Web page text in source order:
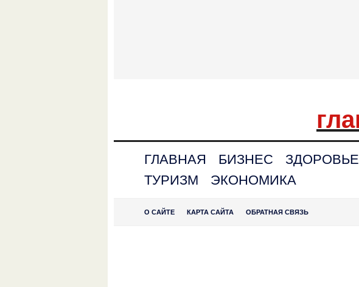
ГЛАВНАЯ БИЗНЕС ЗДОРОВЬЕ
ТУРИЗМ
ЭКОНОМИКА
О САЙТЕ КАРТА САЙТА ОБРАТНАЯ СВЯЗЬ